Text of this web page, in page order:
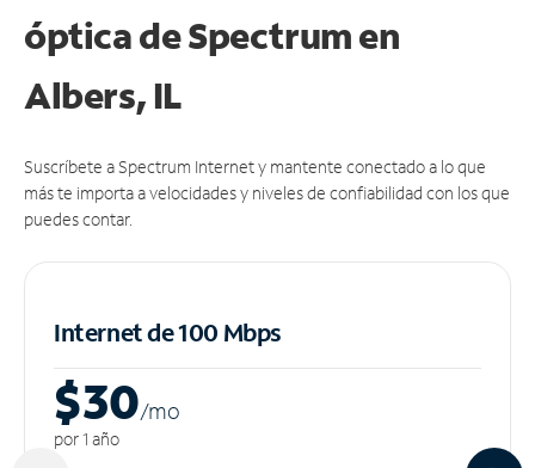
óptica de Spectrum en
Albers, IL
Suscríbete a Spectrum Internet y mantente conectado a lo que
más te importa a velocidades y niveles de confiabilidad con los que
puedes contar.
Internet de 100 Mbps
$30/mo
por 1 año